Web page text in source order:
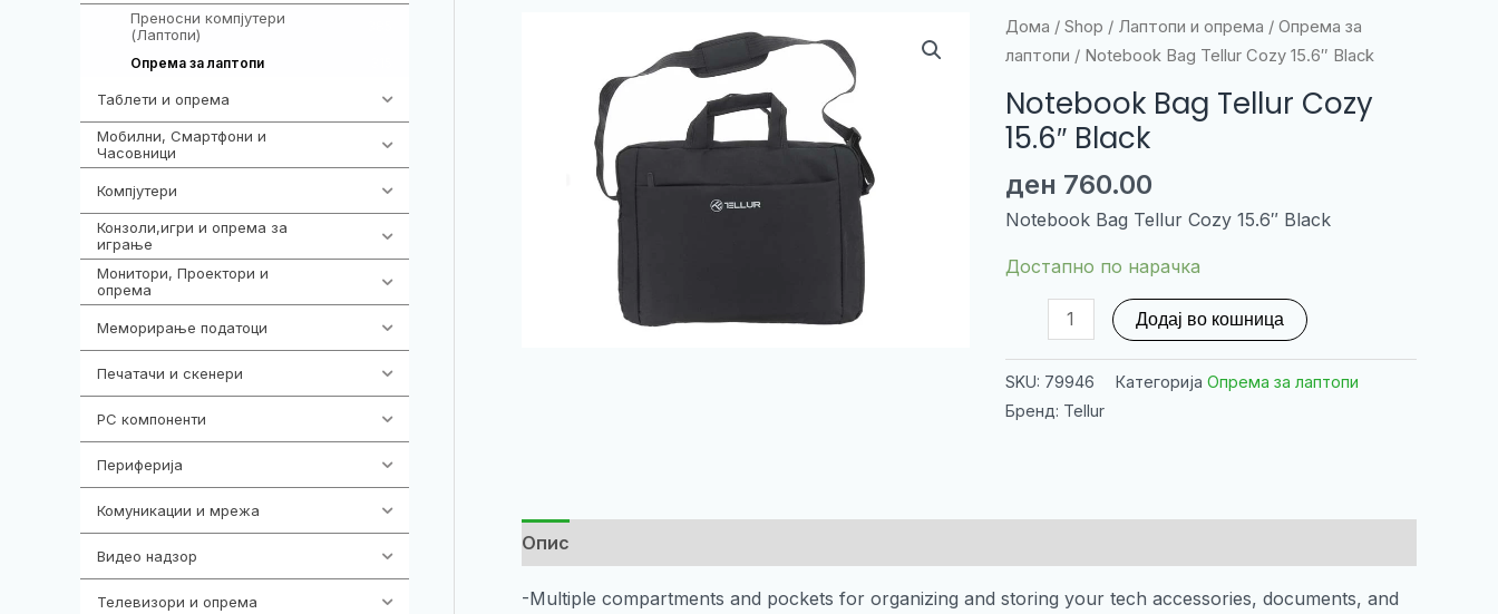
Преносни компјутери
(Лаптопи)
Опрема за лаптопи
Таблети и опрема
Мобилни, Смартфони и
Часовници
Компјутери
Конзоли,игри и опрема за
играње
Монитори, Проектори и
опрема
Меморирање податоци
Печатачи и скенери
PC компоненти
Периферија
Комуникации и мрежа
Видео надзор
Телевизори и опрема
Дома / Shop / Лаптопи и опрема / Опрема за
лаптопи / Notebook Bag Tellur Cozy 15.6″ Black
Notebook Bag Tellur Cozy
15.6″ Black
ден 760.00
Notebook Bag Tellur Cozy 15.6″ Black
Достапно по нарачка
Notebook
15.6"
Додај во кошница
SKU: 79946 Категорија Опрема за лаптопи
Бренд: Tellur
Опис
-Multiple compartments and pockets for organizing and storing your tech accessories, documents, and